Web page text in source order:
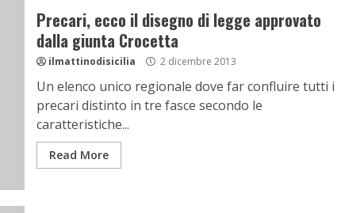
Precari, ecco il disegno di legge approvato
dalla giunta Crocetta
ilmattinodisicilia 2 dicembre 2013
Un elenco unico regionale dove far confluire tutti i
precari distinto in tre fasce secondo le
caratteristiche...
Read More